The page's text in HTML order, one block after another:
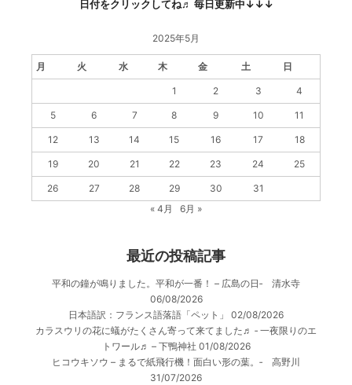
日付をクリックしてね♬ 毎日更新中↓↓↓
2025年5月
月 火 水 木 金 土 日
1 2 3 4
5 6 7 8 9 10 11
12 13 14 15 16 17 18
19 20 21 22 23 24 25
26 27 28 29 30
31
« 4月
6月 »
最近の投稿記事
平和の鐘が鳴りました。平和が一番！ – 広島の日‐ 清水寺
06/08/2026
日本語訳：フランス語落語「ペット」
02/08/2026
カラスウリの花に蟻がたくさん寄って来てました♬ ‐ 一夜限りのエ
トワール♬ – 下鴨神社 01/08/2026
ヒコウキソウ – まるで紙飛行機！面白い形の葉。‐ 高野川
31/07/2026